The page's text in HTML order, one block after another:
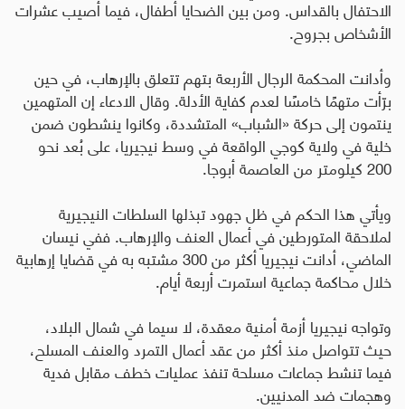
الاحتفال بالقداس. ومن بين الضحايا أطفال، فيما أُصيب عشرات
الأشخاص بجروح.
وأدانت المحكمة الرجال الأربعة بتهم تتعلق بالإرهاب، في حين
برّأت متهمًا خامسًا لعدم كفاية الأدلة. وقال الادعاء إن المتهمين
ينتمون إلى حركة «الشباب» المتشددة، وكانوا ينشطون ضمن
خلية في ولاية كوجي الواقعة في وسط نيجيريا، على بُعد نحو
200 كيلومتر من العاصمة أبوجا.
ويأتي هذا الحكم في ظل جهود تبذلها السلطات النيجيرية
لملاحقة المتورطين في أعمال العنف والإرهاب. ففي نيسان
الماضي، أدانت نيجيريا أكثر من 300 مشتبه به في قضايا إرهابية
خلال محاكمة جماعية استمرت أربعة أيام.
وتواجه نيجيريا أزمة أمنية معقدة، لا سيما في شمال البلاد،
حيث تتواصل منذ أكثر من عقد أعمال التمرد والعنف المسلح،
فيما تنشط جماعات مسلحة تنفذ عمليات خطف مقابل فدية
وهجمات ضد المدنيين.